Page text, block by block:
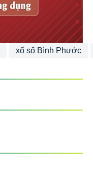
xổ số Bình Phước